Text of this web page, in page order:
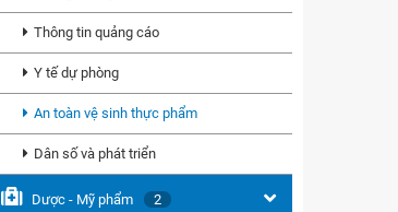
Thông tin quảng cáo
Y tế dự phòng
An toàn vệ sinh thực phẩm
Dân số và phát triển
Dược - Mỹ phẩm 2